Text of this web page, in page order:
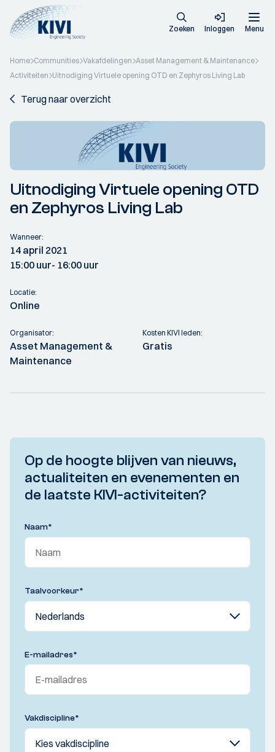
Zoeken Inloggen Menu
Home Communities Vakafdelingen Asset Management & Maintenance
Activiteiten Uitnodiging Virtuele opening OTD en Zephyros Living Lab
Terug naar overzicht
Uitnodiging Virtuele opening OTD
en Zephyros Living Lab
Wanneer:
14 april 2021
15:00 uur- 16:00 uur
Locatie:
Online
Organisator:
Asset Management &
Maintenance
Kosten KIVI leden:
Gratis
Op de hoogte blijven van nieuws,
actualiteiten en evenementen en
de laatste KIVI-activiteiten?
Naam*
Taalvoorkeur*
E-mailadres*
Vakdiscipline*